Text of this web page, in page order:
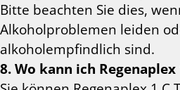
Bitte beachten Sie dies,
Alkoholproblemen leiden
alkoholempfindlich sind.
8. Wo kann ich